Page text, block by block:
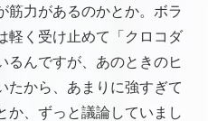
筋力があるのかとか。ボラ
軽く受け止めて「クロコダ
るんですが、あのときのヒ
たから、あまりに強すぎて
か、ずっと議論していまし